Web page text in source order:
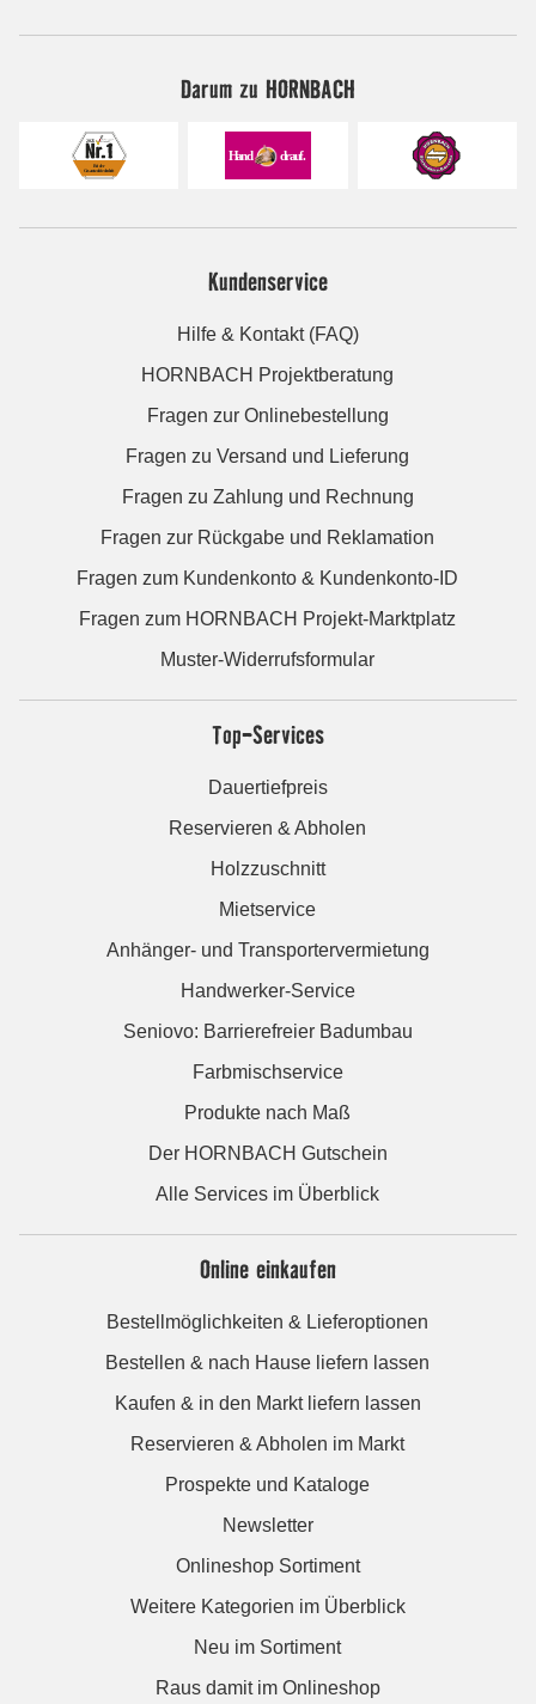
Darum zu HORNBACH
Kundenservice
Hilfe & Kontakt (FAQ)
HORNBACH Projektberatung
Fragen zur Onlinebestellung
Fragen zu Versand und Lieferung
Fragen zu Zahlung und Rechnung
Fragen zur Rückgabe und Reklamation
Fragen zum Kundenkonto & Kundenkonto-ID
Fragen zum HORNBACH Projekt-Marktplatz
Muster-Widerrufsformular
Top-Services
Dauertiefpreis
Reservieren & Abholen
Holzzuschnitt
Mietservice
Anhänger- und Transportervermietung
Handwerker-Service
Seniovo: Barrierefreier Badumbau
Farbmischservice
Produkte nach Maß
Der HORNBACH Gutschein
Alle Services im Überblick
Online einkaufen
Bestellmöglichkeiten & Lieferoptionen
Bestellen & nach Hause liefern lassen
Kaufen & in den Markt liefern lassen
Reservieren & Abholen im Markt
Prospekte und Kataloge
Newsletter
Onlineshop Sortiment
Weitere Kategorien im Überblick
Neu im Sortiment
Raus damit im Onlineshop